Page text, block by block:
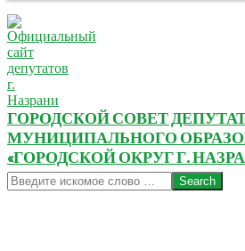
ГОРОДСКОЙ СОВЕТ
МУНИЦИПАЛЬНОГО
«ГОРОДСКОЙ ОКРУГ Г.
Search